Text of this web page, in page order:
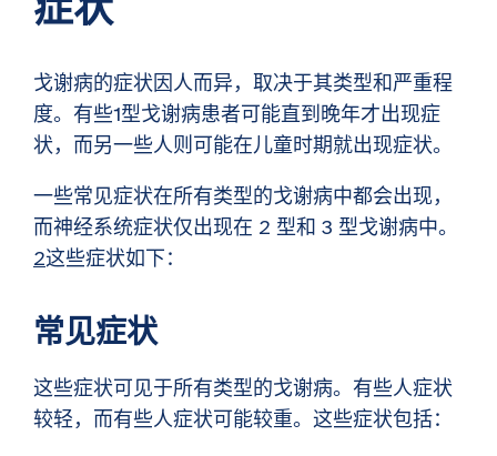
戈谢病的症状因人而异，取决于其类型和严重程
度。有些1型戈谢病患者可能直到晚年才出现症
状，而另一些人则可能在儿童时期就出现症状。
一些常见症状在所有类型的戈谢病中都会出现，
而神经系统症状仅出现在 2 型和 3 型戈谢病中。
2这些症状如下：
常见症状
这些症状可见于所有类型的戈谢病。有些人症状
较轻，而有些人症状可能较重。这些症状包括：